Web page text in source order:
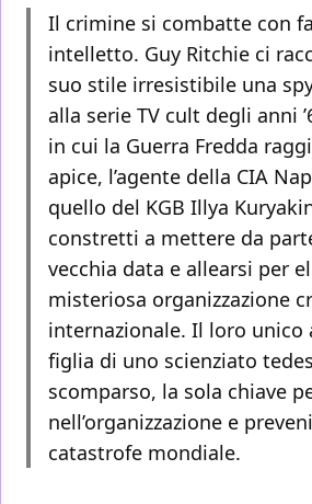
Il crimine si combatte con
intelletto. Guy Ritchie ci
suo stile irresistibile una
alla serie TV cult degli anni
in cui la Guerra Fredda
apice, l’agente della CIA
quello del KGB Illya
constretti a mettere da
vecchia data e allearsi per
misteriosa organizzazione
internazionale. Il loro unico
figlia di uno scienziato
scomparso, la sola chiave
nell’organizzazione e
catastrofe mondiale.